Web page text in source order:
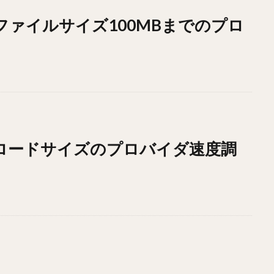
ァイルサイズ100MBまでのプロ
ドサイズのプロバイダ速度調